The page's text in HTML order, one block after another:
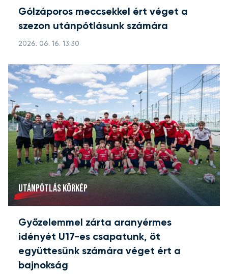
Gólzáporos meccsekkel ért véget a
szezon utánpótlásunk számára
2026. 06. 16. 13:30
UTÁNPÓTLÁS KÖRKÉP
Győzelemmel zárta aranyérmes
idényét U17-es csapatunk, öt
együttesünk számára véget ért a
bajnokság